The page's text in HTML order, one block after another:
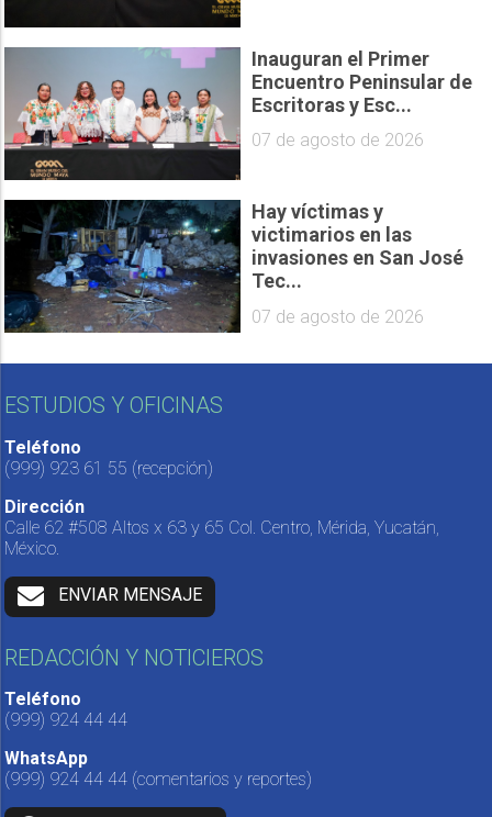
Inauguran el Primer
Encuentro Peninsular de
Escritoras y Esc...
07 de agosto de 2026
Hay víctimas y
victimarios en las
invasiones en San José
Tec...
07 de agosto de 2026
ESTUDIOS Y OFICINAS
Teléfono
(999) 923 61 55 (recepción)
Dirección
Calle 62 #508 Altos x 63 y 65 Col. Centro, Mérida, Yucatán,
México.
ENVIAR MENSAJE
REDACCIÓN Y NOTICIEROS
Teléfono
(999) 924 44 44
WhatsApp
(999) 924 44 44 (comentarios y reportes)